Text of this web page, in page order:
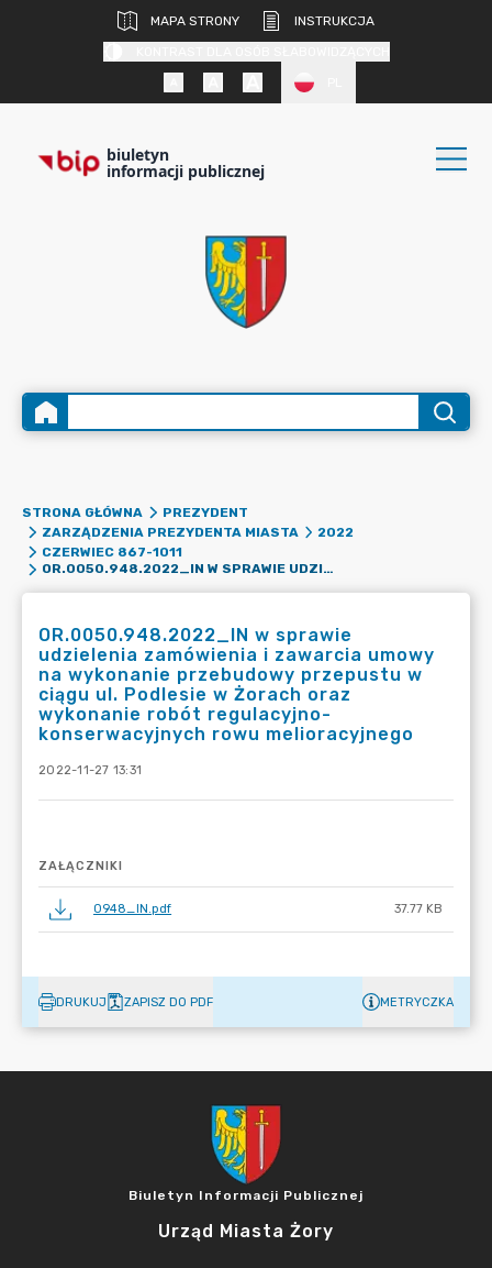
MAPA STRONY
INSTRUKCJA
biuletyn
informacji publicznej
STRONA GŁÓWNA
PREZYDENT
ZARZĄDZENIA PREZYDENTA MIASTA
2022
CZERWIEC 867-1011
OR.0050.948.2022_IN W SPRAWIE UDZIELENIA ZAMÓWIENIA I ZAWARCIA UMOWY NA WYKONANIE PRZEBUDOWY PRZEPUSTU W CIĄGU UL. PODLESIE W ŻORACH ORAZ WYKONANIE ROBÓT REGULACYJNO-KONSERWACYJNYCH ROWU MELIORACYJNEGO
OR.0050.948.2022_IN w sprawie
udzielenia zamówienia i zawarcia umowy
na wykonanie przebudowy przepustu w
ciągu ul. Podlesie w Żorach oraz
wykonanie robót regulacyjno-
konserwacyjnych rowu melioracyjnego
2022-11-27 13:31
ZAŁĄCZNIKI
0948_IN.pdf 37.77 KB
DRUKUJ ZAPISZ DO PDF METRYCZKA
Biuletyn Informacji Publicznej
Urząd Miasta Żory